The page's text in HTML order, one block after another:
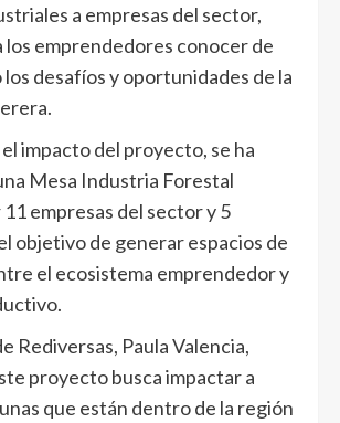
a empresas del sector,
los emprendedores conocer de
desafíos y oportunidades de la
impacto del proyecto, se ha
Mesa Industria Forestal
empresas del sector y 5
objetivo de generar espacios de
el ecosistema emprendedor y
Rediversas, Paula Valencia,
proyecto busca impactar a
que están dentro de la región